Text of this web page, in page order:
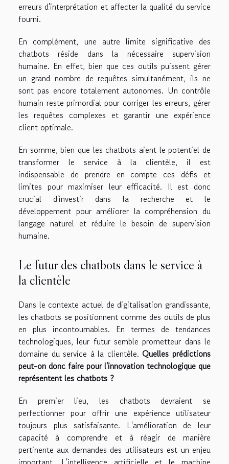
erreurs d'interprétation et affecter la qualité du service
fourni.
En complément, une autre limite significative des
chatbots réside dans la nécessaire supervision
humaine. En effet, bien que ces outils puissent gérer
un grand nombre de requêtes simultanément, ils ne
sont pas encore totalement autonomes. Un contrôle
humain reste primordial pour corriger les erreurs, gérer
les requêtes complexes et garantir une expérience
client optimale.
En somme, bien que les chatbots aient le potentiel de
transformer le service à la clientèle, il est
indispensable de prendre en compte ces défis et
limites pour maximiser leur efficacité. Il est donc
crucial d'investir dans la recherche et le
développement pour améliorer la compréhension du
langage naturel et réduire le besoin de supervision
humaine.
Le futur des chatbots dans le service à
la clientèle
Dans le contexte actuel de digitalisation grandissante,
les chatbots se positionnent comme des outils de plus
en plus incontournables. En termes de tendances
technologiques, leur futur semble prometteur dans le
domaine du service à la clientèle. Quelles prédictions
peut-on donc faire pour l'innovation technologique que
représentent les chatbots ?
En premier lieu, les chatbots devraient se
perfectionner pour offrir une expérience utilisateur
toujours plus satisfaisante. L'amélioration de leur
capacité à comprendre et à réagir de manière
pertinente aux demandes des utilisateurs est un enjeu